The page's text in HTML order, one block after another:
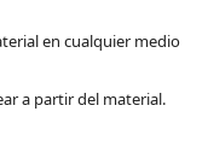
en cualquier medio
a partir del material.